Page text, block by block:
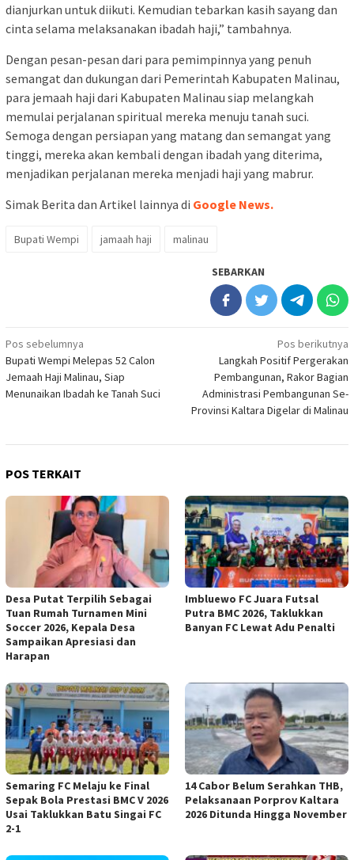
dianjurkan untuk diikuti. Kemudian tebarkan kasih sayang dan
cinta selama melaksanakan ibadah haji,” tambahnya.
Dengan pesan-pesan dari para pemimpinnya yang penuh
semangat dan dukungan dari Pemerintah Kabupaten Malinau,
para jemaah haji dari Kabupaten Malinau siap melangkah
memulai perjalanan spiritual mereka menuju tanah suci.
Semoga dengan persiapan yang matang dan semangat yang
tinggi, mereka akan kembali dengan ibadah yang diterima,
menjadikan perjalanan mereka menjadi haji yang mabrur.
Simak Berita dan Artikel lainnya di Google News.
Bupati Wempi jamaah haji malinau
SEBARKAN
Navigasi
pos
Pos sebelumnya
Bupati Wempi Melepas 52 Calon
Jemaah Haji Malinau, Siap
Menunaikan Ibadah ke Tanah Suci
Pos berikutnya
Langkah Positif Pergerakan
Pembangunan, Rakor Bagian
Administrasi Pembangunan Se-
Provinsi Kaltara Digelar di Malinau
POS TERKAIT
Desa Putat Terpilih Sebagai
Tuan Rumah Turnamen Mini
Soccer 2026, Kepala Desa
Sampaikan Apresiasi dan
Harapan
Imbluewo FC Juara Futsal
Putra BMC 2026, Taklukkan
Banyan FC Lewat Adu Penalti
Semaring FC Melaju ke Final
Sepak Bola Prestasi BMC V 2026
Usai Taklukkan Batu Singai FC
2-1
14 Cabor Belum Serahkan THB,
Pelaksanaan Porprov Kaltara
2026 Ditunda Hingga November